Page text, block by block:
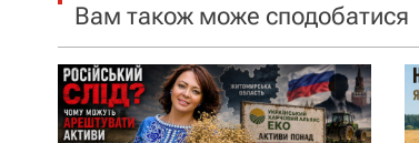
а
п
Вам також може сподобатися